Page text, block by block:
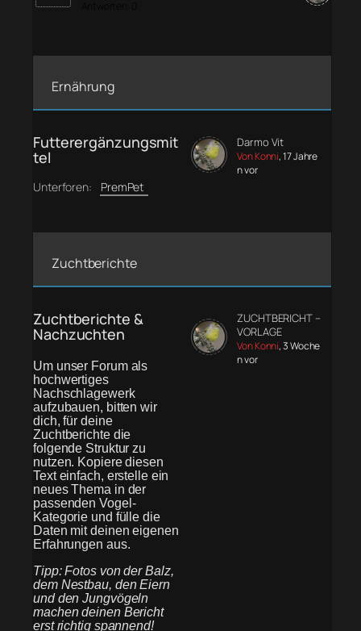
Ernährung
Futterergänzungsmit
tel
Unterforen: PremPet
Darmo Vit
Von Konni, 17 Jahre
n vor
Zuchtberichte
Zuchtberichte &
Nachzuchten
Um unser Forum als
hochwertiges
Nachschlagewerk
aufzubauen, bitten wir
dich, für deine
Zuchtberichte die
folgende Struktur zu
nutzen. Kopiere diesen
Text einfach, erstelle ein
neues Thema in der
passenden Vogel-
Kategorie und fülle die
Daten mit deinen eigenen
Erfahrungen aus.
Tipp: Fotos von der Balz,
dem Nestbau, den Eiern
und den Jungvögeln
machen deinen Bericht
erst richtig spannend!
ZUCHTBERICHT –
VORLAGE
Von Konni, 3 Woche
n vor